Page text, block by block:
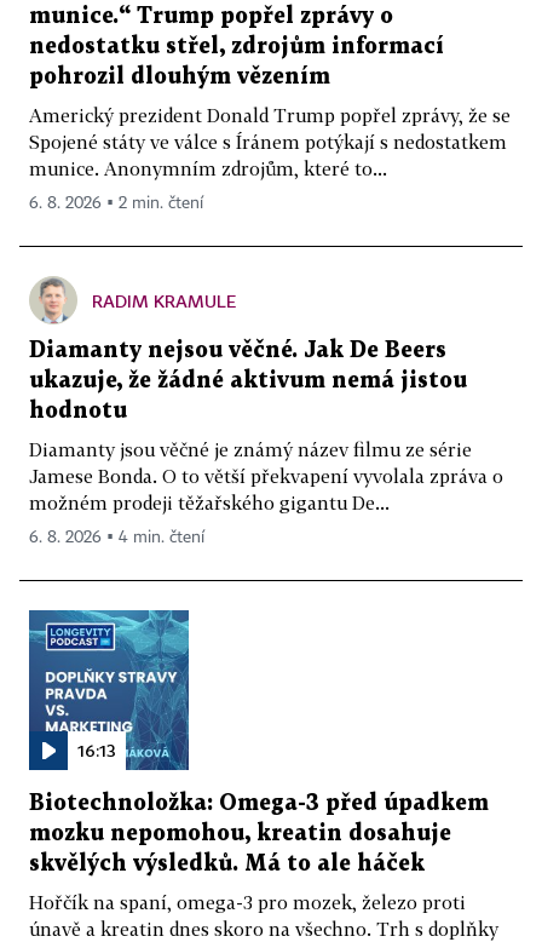
munice.“ Trump popřel zprávy o
nedostatku střel, zdrojům informací
pohrozil dlouhým vězením
Americký prezident Donald Trump popřel zprávy, že se
Spojené státy ve válce s Íránem potýkají s nedostatkem
munice. Anonymním zdrojům, které to...
6. 8. 2026 ▪ 2 min. čtení
RADIM KRAMULE
Diamanty nejsou věčné. Jak De Beers
ukazuje, že žádné aktivum nemá jistou
hodnotu
Diamanty jsou věčné je známý název filmu ze série
Jamese Bonda. O to větší překvapení vyvolala zpráva o
možném prodeji těžařského gigantu De...
6. 8. 2026 ▪ 4 min. čtení
16:13
Biotechnoložka: Omega-3 před úpadkem
mozku nepomohou, kreatin dosahuje
skvělých výsledků. Má to ale háček
Hořčík na spaní, omega-3 pro mozek, železo proti
únavě a kreatin dnes skoro na všechno. Trh s doplňky